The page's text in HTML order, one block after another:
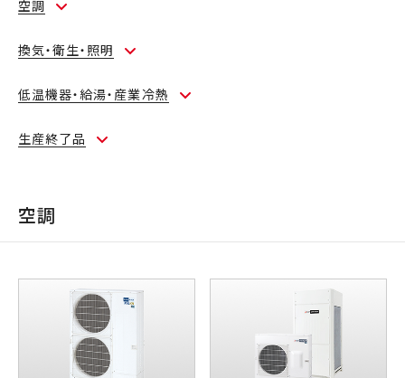
空調
換気・衛生・照明
低温機器・給湯・産業冷熱
生産終了品
空調